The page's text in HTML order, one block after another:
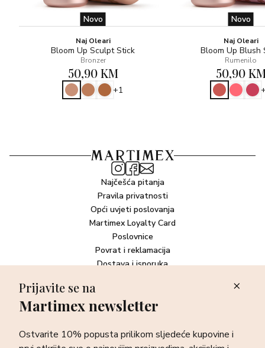
Novo
Naj Oleari
Bloom Up Sculpt Stick
Bronzer
50,90 KM
+1
Novo
Naj Oleari
Bloom Up Blush
Rumenilo
50,90
Najčešća pitanja
Pravila privatnosti
Opći uvjeti poslovanja
Martimex Loyalty Card
Poslovnice
Povrat i reklamacija
Dostava i isporuka
Newsletter
sve o najnovijim proizvodima, akcijskim i ekskluzivnim
Prijavite se na
Martimex newsletter
Ostvarite 10% popusta prilikom sljedeće kupovine i